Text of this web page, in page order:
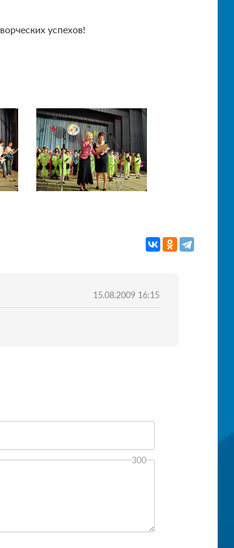
успехов!
15.08.2009 16:15
300